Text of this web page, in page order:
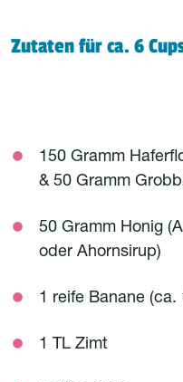
Zutaten für ca. 6
150 Gramm
& 50 Gramm
50 Gramm Honig
oder Ahornsirup)
1 reife Banane (ca.
1 TL Zimt